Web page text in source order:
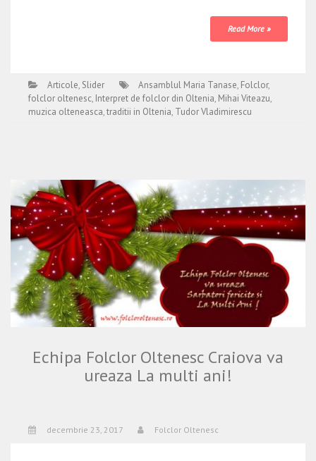
Read More »
Articole, Slider Ansamblul Maria Tanase, Folclor,
folclor oltenesc, Interpret de folclor din Oltenia, Mihai Viteazu,
muzica olteneasca,traditii in Oltenia, Tudor Vladimirescu
Echipa Folclor Oltenesc Craiova va
ureaza La multi ani!
decembrie 23, 2017 Folclor Oltenesc